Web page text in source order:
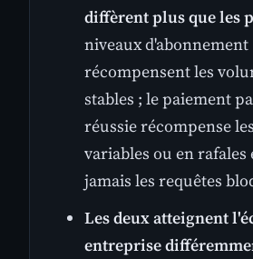
diffèrent plus que les
niveaux d'abonnement
récompensent les
stables ; le paiement
réussie récompense
variables ou en
jamais les requêtes
Les deux atteignent
entreprise